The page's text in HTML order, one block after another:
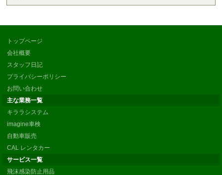
トップページ
会社概要
スタッフ日記
プライバシーポリシー
お問い合わせ
主な業務一覧
キララシステム
imagine車検
自動車販売
CAL レンタカー
サービス一覧
飛沫感染防止用品